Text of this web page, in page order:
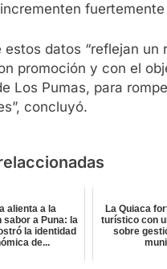
fuertemente
estos datos “reflejan
promoción y con el
Los Pumas, para
concluyó.
alienta a la
sabor a Puna: la
la identidad
de...
La Quiaca
turístico con
sobre